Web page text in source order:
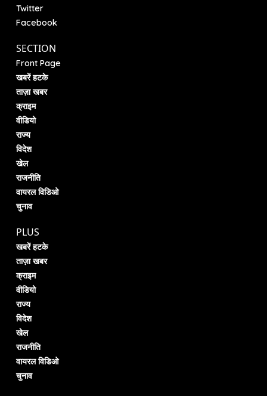
Twitter
Facebook
SECTION
Front Page
खबरें हटके
ताज़ा खबर
क्राइम
वीडियो
राज्य
विदेश
खेल
राजनीति
वायरल विडिओ
चुनाव
PLUS
खबरें हटके
ताज़ा खबर
क्राइम
वीडियो
राज्य
विदेश
खेल
राजनीति
वायरल विडिओ
चुनाव